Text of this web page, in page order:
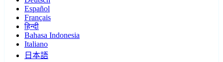
Español
Français
हिन्दी
Bahasa Indonesia
Italiano
日本語